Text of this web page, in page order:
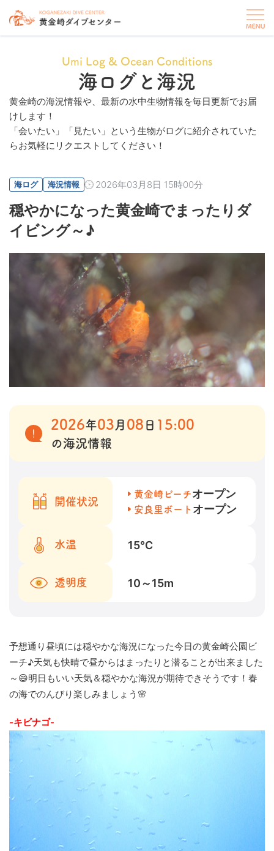
Umi Log & Ocean Conditions
海ログと海況
黄金崎の海況情報や、最新の水中生物情報を毎日更新でお届
けします！
「会いたい」「見たい」という生物がログに紹介されていた
らお気軽にリクエストしてください！
海ログ 海況情報 2026年03月8日 15時00分
穏やかになった黄金崎でまったりダ
イビング～♪
2026年03 月 08 日 15:00
の海況情報
開催状況
黄金崎ビーチオープン
安良里ボート オープン
水温 15℃
透明度 10～15m
予想通り昼頃には穏やかな海況になった今日の黄金崎公園ビ
ーチ♪天気も快晴で昼からはまったりと潜ることが出来ました
～😄明日もいい天気＆穏やかな海況が期待できそうです！春
の海でのんびり楽しみましょう🌸
-キビナゴ-